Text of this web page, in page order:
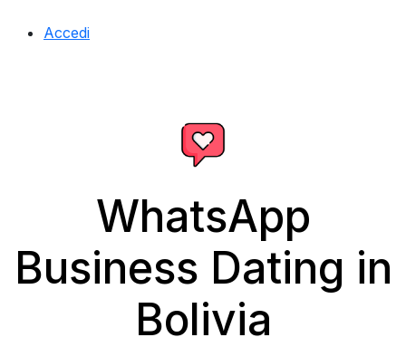
Accedi
WhatsApp
Business Dating in
Bolivia